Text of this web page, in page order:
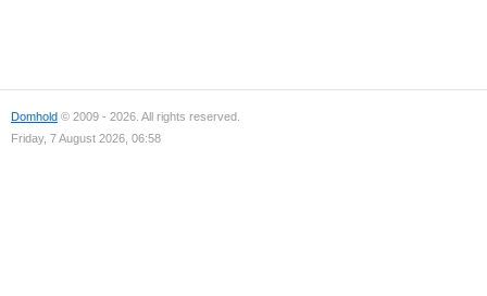
Domhold © 2009 - 2026. All rights reserved.
Friday, 7 August 2026, 06:58